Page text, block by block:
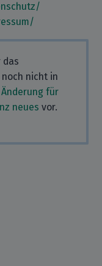
das
nicht in
für
neues vor.